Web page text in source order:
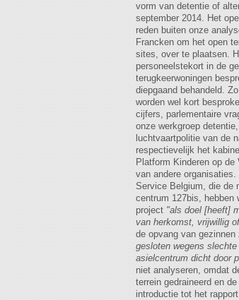
vorm van detentie of
september 2014. Het
reden buiten onze
Francken om het open
sites, over te plaatsen.
personeelstekort in de
terugkeerwoningen
diepgaand behandeld.
worden wel kort
cijfers, parlementaire
onze werkgroep
luchtvaartpolitie van de
respectievelijk het
Platform Kinderen op
van andere
Service Belgium, die de
centrum 127bis, hebben
project "als doel [heeft]
van herkomst, vrijwillig
de opvang van
gesloten wegens
asielcentrum dicht door
niet analyseren, omdat
terrein gedraineerd en
introductie tot het